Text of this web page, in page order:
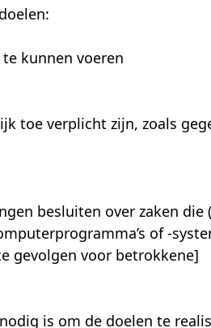
kunnen voeren
toe verplicht zijn, zoals
besluiten over zaken die
of -
gevolgen voor betrokkene]
is om de doelen te